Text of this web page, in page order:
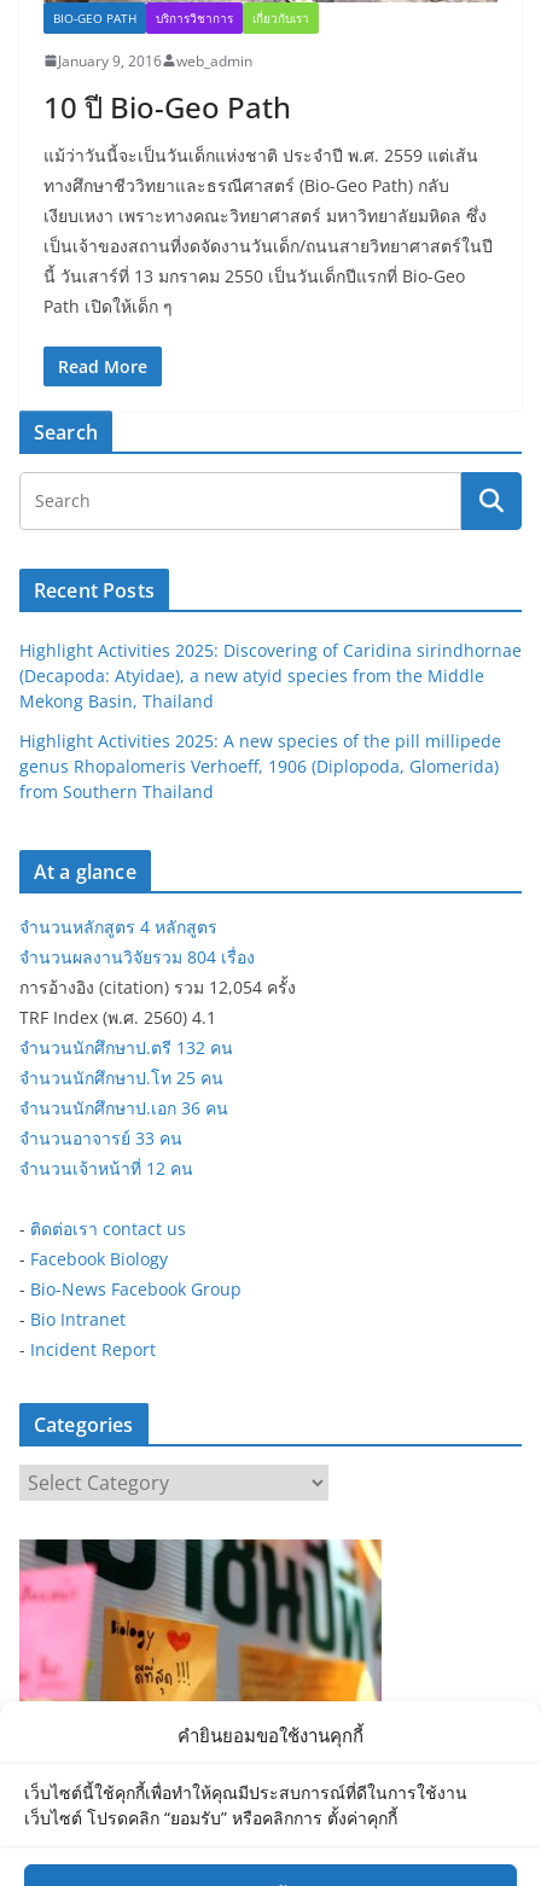
คำยินยอมขอใช้งานคุกกี้
เว็บไซต์นี้ใช้คุกกี้เพื่อทำให้คุณมีประสบการณ์ที่ดีในการใช้งาน
เว็บไซต์ โปรดคลิก “ยอมรับ” หรือคลิกการ ตั้งค่าคุกกี้
BIO-GEO PATH บริการวิชาการ เกี่ยวกับเรา
January 9, 2016 web_admin
10 ปี Bio-Geo Path
แม้ว่าวันนี้จะเป็นวันเด็กแห่งชาติ ประจำปี พ.ศ. 2559 แต่เส้น
ทางศึกษาชีววิทยาและธรณีศาสตร์ (Bio-Geo Path) กลับ
เงียบเหงา เพราะทางคณะวิทยาศาสตร์ มหาวิทยาลัยมหิดล ซึ่ง
เป็นเจ้าของสถานที่งดจัดงานวันเด็ก/ถนนสายวิทยาศาสตร์ในปี
นี้ วันเสาร์ที่ 13 มกราคม 2550 เป็นวันเด็กปีแรกที่ Bio-Geo
Path เปิดให้เด็ก ๆ
Read More
Search
Recent Posts
Highlight Activities 2025: Discovering of Caridina sirindhornae
(Decapoda: Atyidae), a new atyid species from the Middle
Mekong Basin, Thailand
Highlight Activities 2025: A new species of the pill millipede
genus Rhopalomeris Verhoeff, 1906 (Diplopoda, Glomerida)
from Southern Thailand
At a glance
จำนวนหลักสูตร 4 หลักสูตร
จำนวนผลงานวิจัยรวม 804 เรื่อง
การอ้างอิง (citation) รวม 12,054 ครั้ง
TRF Index (พ.ศ. 2560) 4.1
จำนวนนักศึกษาป.ตรี 132 คน
จำนวนนักศึกษาป.โท 25 คน
จำนวนนักศึกษาป.เอก 36 คน
จำนวนอาจารย์ 33 คน
จำนวนเจ้าหน้าที่ 12 คน
- ติดต่อเรา contact us
- Facebook Biology
- Bio-News Facebook Group
- Bio Intranet
- Incident Report
Categories
a
t
e
g
i